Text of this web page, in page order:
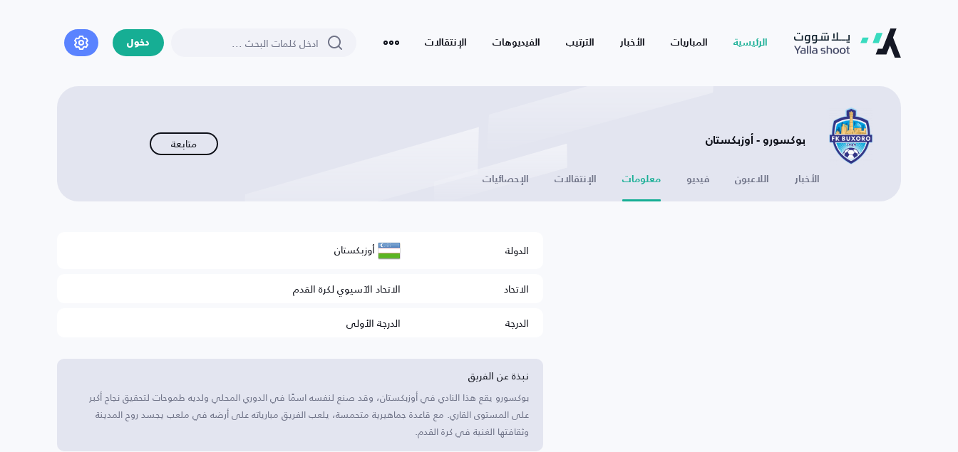
الرئيسية المباريات الأخبار الترتيب الفيديوهات الإنتقالات دخول
بوكسورو - أوزبكستان متابعة
الأخبار اللاعبون فيديو معلومات الإنتقالات الإحصائيات
الدولة أوزبكستان
الاتحاد
الاتحاد الآسيوي لكرة القدم
الدرجة
الدرجة الأولى
نبذة عن الفريق
بوكسورو يقع هذا النادي في أوزبكستان، وقد صنع لنفسه اسمًا في الدوري المحلي ولديه طموحات لتحقيق نجاح أكبر
على المستوى القاري. مع قاعدة جماهيرية متحمسة، يلعب الفريق مبارياته على أرضه في ملعب يجسد روح المدينة
وثقافتها الغنية في كرة القدم.